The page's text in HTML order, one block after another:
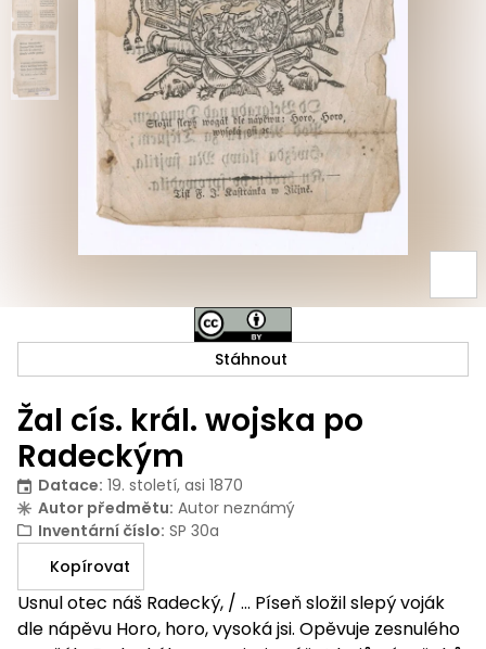
Žal cís. král. wojska po
Radeckým
Datace: 19. století, asi 1870
Autor předmětu: Autor neznámý
Inventární číslo: SP 30a
Kopírovat
Usnul otec náš Radecký, / … Píseň složil slepý voják
dle nápěvu Horo, horo, vysoká jsi. Opěvuje zesnulého
Stáhnout